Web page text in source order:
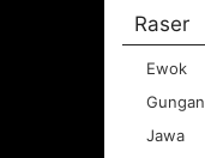
Raser
Ewok
Gungan
Jawa